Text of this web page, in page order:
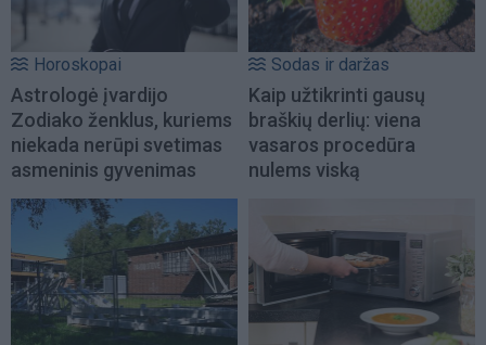
Horoskopai
Astrologė įvardijo
Zodiako ženklus, kuriems
niekada nerūpi svetimas
asmeninis gyvenimas
Sodas ir daržas
Kaip užtikrinti gausų
braškių derlių: viena
vasaros procedūra
nulems viską